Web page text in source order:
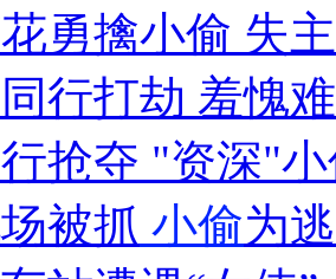
多人 警民合力深夜将其击毙
老人 痛下狠手拳打脚踢
医生回应
勇擒小偷 失
行打劫 羞愧
抢夺 "资深"
被抓 小偷为